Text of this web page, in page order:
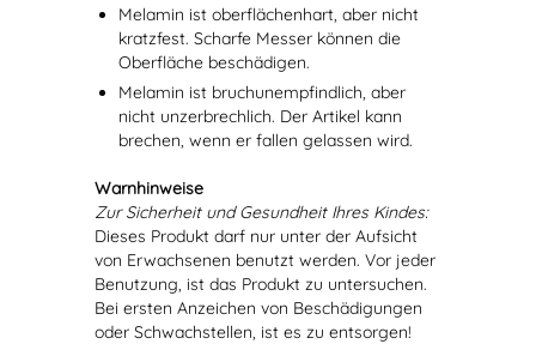
Melamin ist oberflächenhart, aber nicht
kratzfest. Scharfe Messer können die
Oberfläche beschädigen.
Melamin ist bruchunempfindlich, aber
nicht unzerbrechlich. Der Artikel kann
brechen, wenn er fallen gelassen wird.
Warnhinweise
Zur Sicherheit und Gesundheit Ihres Kindes:
Dieses Produkt darf nur unter der Aufsicht
von Erwachsenen benutzt werden. Vor jeder
Benutzung, ist das Produkt zu untersuchen.
Bei ersten Anzeichen von Beschädigungen
oder Schwachstellen, ist es zu entsorgen!